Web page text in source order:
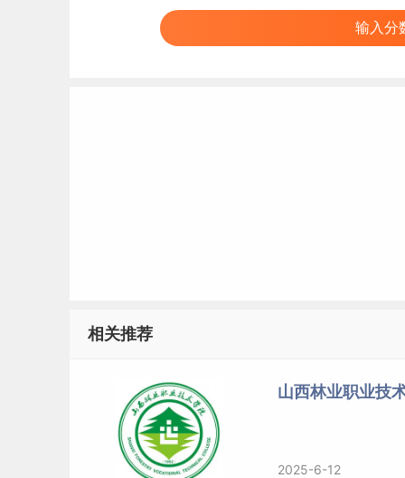
点击查看其他类型招生计划：
山西林业职业技术学院简介
输入分
相关推荐
山西林业职业技
2025-6-12